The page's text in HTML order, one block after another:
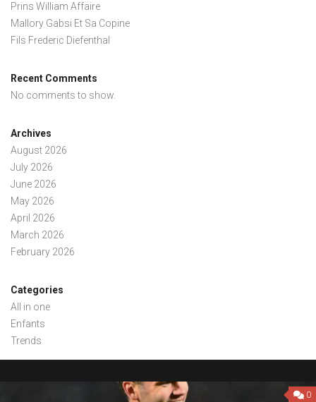
Prins William Affaire
Mallory Gabsi Et Sa Copine
Fils Frederic Diefenthal
Recent Comments
No comments to show.
Archives
August 2026
July 2026
June 2026
May 2026
April 2026
March 2026
February 2026
Categories
All in one
Enfants
Trends
0